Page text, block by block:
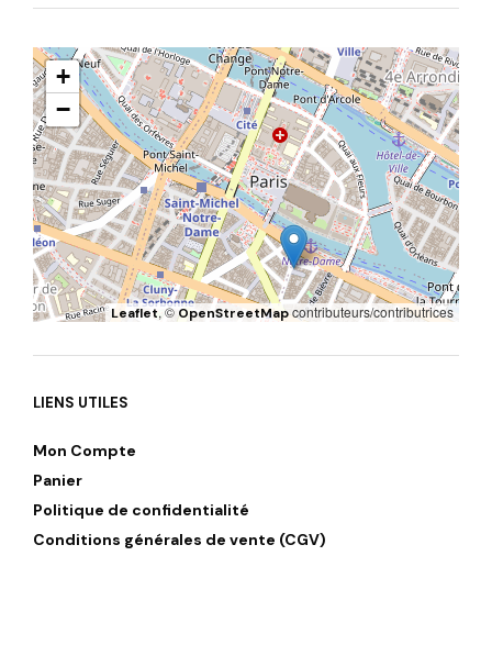
+
−
Leaflet, ©OpenStreetMapcontributeurs/contributrices
LIENS UTILES
Mon Compte
Panier
Politique de confidentialité
Conditions générales de vente (CGV)